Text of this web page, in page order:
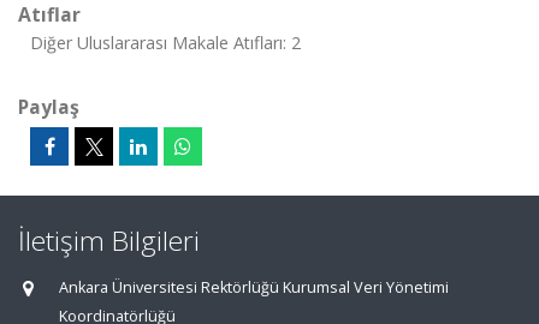
Atıflar
Diğer Uluslararası Makale Atıfları: 2
Paylaş
İletişim Bilgileri
Ankara Üniversitesi Rektörlüğü Kurumsal Veri Yönetimi
Koordinatörlüğü